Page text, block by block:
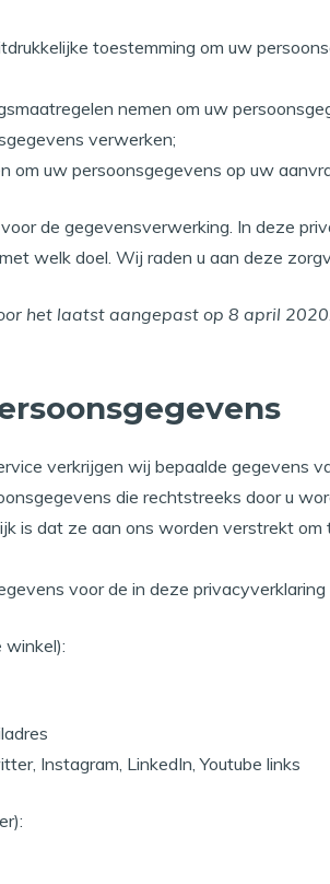
toestemming om uw
nemen om uw
verwerken;
om uw persoonsgegevens op uw
de gegevensverwerking. In deze
welk doel. Wij raden u aan deze
het laatst aangepast op 8 april
verkrijgen wij bepaalde gegevens
die rechtstreeks door u
is dat ze aan ons worden verstrekt om
voor de in deze privacyverklaring
winkel):
Twitter, Instagram,